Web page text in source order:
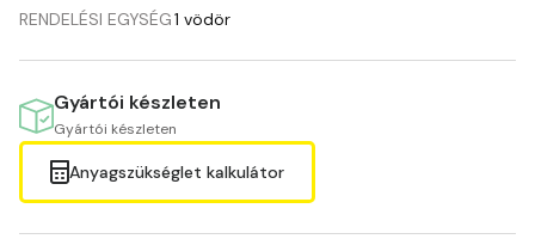
RENDELÉSI EGYSÉG1 vödör
Gyártói készleten
Gyártói készleten
Anyagszükséglet kalkulátor